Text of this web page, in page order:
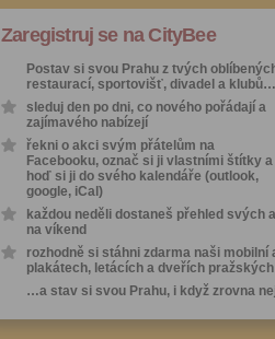
Zaregistruj se na CityBee
Postav si svou Prahu z tvých
restaurací, sportovišť, divadel a klubů…
sleduj den po dni, co nového pořádají a
zajímavého nabízejí
řekni o akci svým přátelům na
Facebooku, označ si ji vlastními štítky a
hoď si ji do svého kalendáře (outlook,
google, iCal)
každou neděli dostaneš přehled
na víkend
rozhodně si stáhni zdarma naši
plakátech, letácích a dveřích
…a stav si svou Prahu, i když zrovna